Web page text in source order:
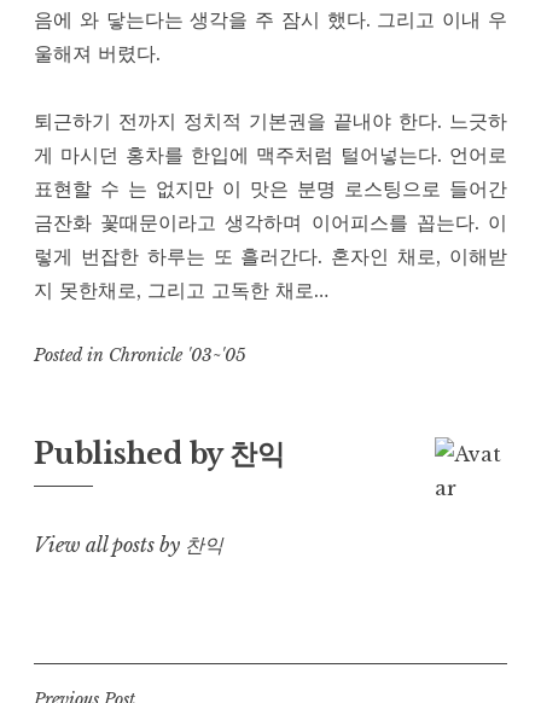
음에 와 닿는다는 생각을 주 잠시 했다. 그리고 이내 우
울해져 버렸다.
퇴근하기 전까지 정치적 기본권을 끝내야 한다. 느긋하
게 마시던 홍차를 한입에 맥주처럼 털어넣는다. 언어로
표현할 수 는 없지만 이 맛은 분명 로스팅으로 들어간
금잔화 꽃때문이라고 생각하며 이어피스를 꼽는다. 이
렇게 번잡한 하루는 또 흘러간다. 혼자인 채로, 이해받
지 못한채로, 그리고 고독한 채로…
Posted in Chronicle '03~'05
Published by찬익
View all posts by 찬익